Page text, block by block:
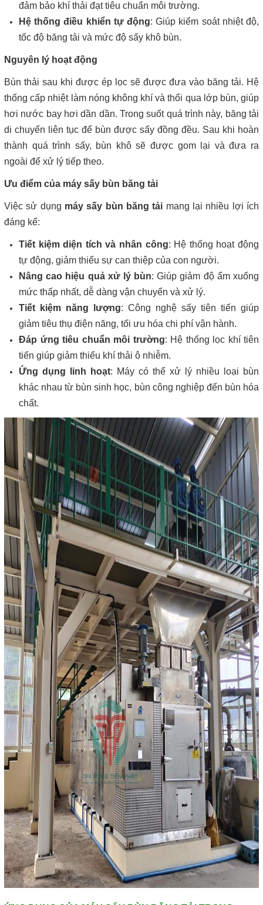
đảm bảo khí thải đạt tiêu chuẩn môi trường.
Hệ thống điều khiển tự động: Giúp kiểm soát nhiệt độ,
tốc độ băng tải và mức độ sấy khô bùn.
Nguyên lý hoạt động
Bùn thải sau khi được ép lọc sẽ được đưa vào băng tải. Hệ
thống cấp nhiệt làm nóng không khí và thổi qua lớp bùn, giúp
hơi nước bay hơi dần dần. Trong suốt quá trình này, băng tải
di chuyển liên tục để bùn được sấy đồng đều. Sau khi hoàn
thành quá trình sấy, bùn khô sẽ được gom lại và đưa ra
ngoài để xử lý tiếp theo.
Ưu điểm của máy sấy bùn băng tải
Việc sử dụng máy sấy bùn băng tải mang lại nhiều lợi ích
đáng kể:
Tiết kiệm diện tích và nhân công: Hệ thống hoạt động
tự động, giảm thiểu sự can thiệp của con người.
Nâng cao hiệu quả xử lý bùn: Giúp giảm độ ẩm xuống
mức thấp nhất, dễ dàng vận chuyển và xử lý.
Tiết kiệm năng lượng: Công nghệ sấy tiên tiến giúp
giảm tiêu thụ điện năng, tối ưu hóa chi phí vận hành.
Đáp ứng tiêu chuẩn môi trường: Hệ thống lọc khí tiên
tiến giúp giảm thiểu khí thải ô nhiễm.
Ứng dụng linh hoạt: Máy có thể xử lý nhiều loại bùn
khác nhau từ bùn sinh học, bùn công nghiệp đến bùn hóa
chất.